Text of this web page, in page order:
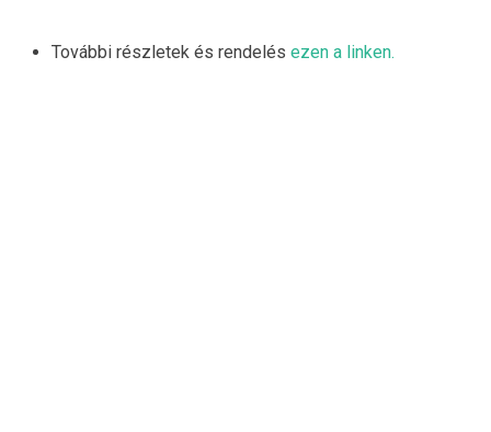
További részletek és rendelés ezen a linken.